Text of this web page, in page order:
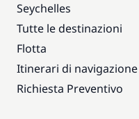
Seychelles
Tutte le destinazioni
Flotta
Itinerari di navigazione
Richiesta Preventivo